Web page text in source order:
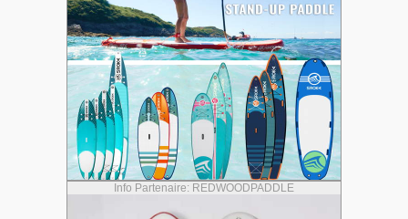
Info Partenaire: REDWOODPADDLE